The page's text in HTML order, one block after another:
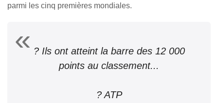
parmi les cinq premières mondiales.
? Ils ont atteint la barre des 12 000
points au classement...
? ATP